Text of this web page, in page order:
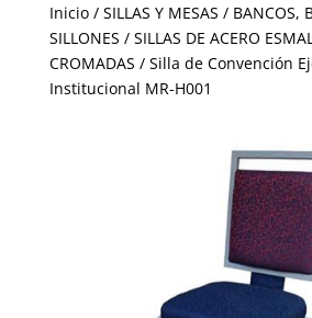
Inicio/ SILLAS Y MESAS / BANCOS,
SILLONES / SILLAS DE ACERO
CROMADAS / Silla de Convención
Institucional MR-H001